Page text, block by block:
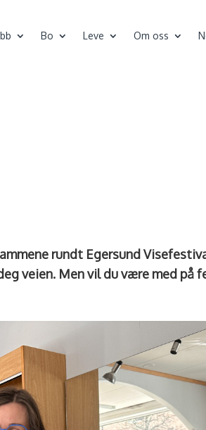
Bo Leve Om oss
rundt Egersund
veien. Men vil du være med på